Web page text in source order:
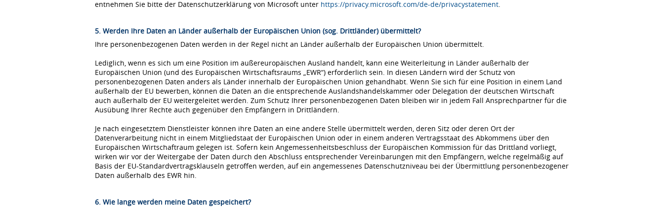
entnehmen Sie bitte der Datenschutzerklärung von Microsoft unter https://privacy.microsoft.com/de-de/privacystatement.
5. Werden Ihre Daten an Länder außerhalb der Europäischen Union (sog. Drittländer) übermittelt?
Ihre personenbezogenen Daten werden in der Regel nicht an Länder außerhalb der Europäischen Union übermittelt.
Lediglich, wenn es sich um eine Position im außereuropäischen Ausland handelt, kann eine Weiterleitung in Länder außerhalb der
Europäischen Union (und des Europäischen Wirtschaftsraums „EWR“) erforderlich sein. In diesen Ländern wird der Schutz von
personenbezogenen Daten anders als Länder innerhalb der Europäischen Union gehandhabt. Wenn Sie sich für eine Position in einem Land
außerhalb der EU bewerben, können die Daten an die entsprechende Auslandshandelskammer oder Delegation der deutschen Wirtschaft
auch außerhalb der EU weitergeleitet werden. Zum Schutz Ihrer personenbezogenen Daten bleiben wir in jedem Fall Ansprechpartner für die
Ausübung Ihrer Rechte auch gegenüber den Empfängern in Drittländern.
Je nach eingesetztem Dienstleister können ihre Daten an eine andere Stelle übermittelt werden, deren Sitz oder deren Ort der
Datenverarbeitung nicht in einem Mitgliedstaat der Europäischen Union oder in einem anderen Vertragsstaat des Abkommens über den
Europäischen Wirtschaftraum gelegen ist. Sofern kein Angemessenheitsbeschluss der Europäischen Kommission für das Drittland vorliegt,
wirken wir vor der Weitergabe der Daten durch den Abschluss entsprechender Vereinbarungen mit den Empfängern, welche regelmäßig auf
Basis der EU-Standardvertragsklauseln getroffen werden, auf ein angemessenes Datenschutzniveau bei der Übermittlung personenbezogener
Daten außerhalb des EWR hin.
6. Wie lange werden meine Daten gespeichert?